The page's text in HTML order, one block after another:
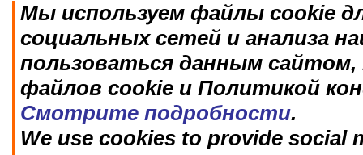
Мы используем файлы cookie
социальных сетей и анализа
пользоваться данным
файлов cookie и Политикой
Смотрите подробности.
We use cookies to provide social